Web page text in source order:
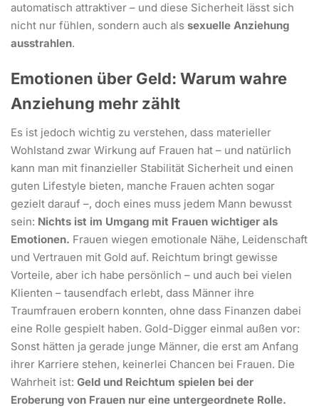
automatisch attraktiver – und diese Sicherheit lässt sich
nicht nur fühlen, sondern auch als sexuelle Anziehung
ausstrahlen.
Emotionen über Geld: Warum wahre
Anziehung mehr zählt
Es ist jedoch wichtig zu verstehen, dass materieller
Wohlstand zwar Wirkung auf Frauen hat – und natürlich
kann man mit finanzieller Stabilität Sicherheit und einen
guten Lifestyle bieten, manche Frauen achten sogar
gezielt darauf –, doch eines muss jedem Mann bewusst
sein: Nichts ist im Umgang mit Frauen wichtiger als
Emotionen. Frauen wiegen emotionale Nähe, Leidenschaft
und Vertrauen mit Gold auf. Reichtum bringt gewisse
Vorteile, aber ich habe persönlich – und auch bei vielen
Klienten – tausendfach erlebt, dass Männer ihre
Traumfrauen erobern konnten, ohne dass Finanzen dabei
eine Rolle gespielt haben. Gold-Digger einmal außen vor:
Sonst hätten ja gerade junge Männer, die erst am Anfang
ihrer Karriere stehen, keinerlei Chancen bei Frauen. Die
Wahrheit ist: Geld und Reichtum spielen bei der
Eroberung von Frauen nur eine untergeordnete Rolle.